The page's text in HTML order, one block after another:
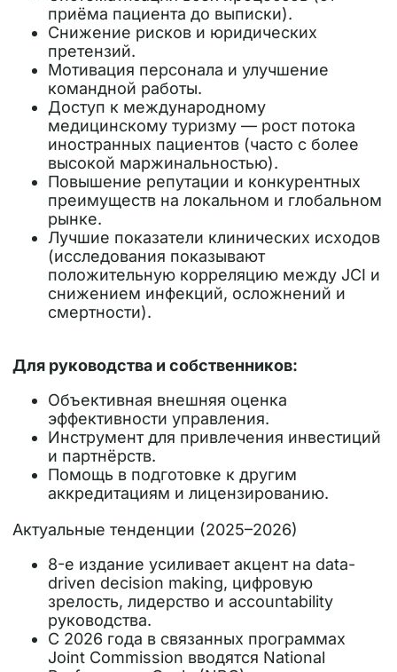
приёма пациента до выписки).
Снижение рисков и юридических
претензий.
Мотивация персонала и улучшение
командной работы.
Доступ к международному
медицинскому туризму — рост потока
иностранных пациентов (часто с более
высокой маржинальностью).
Повышение репутации и конкурентных
преимуществ на локальном и глобальном
рынке.
Лучшие показатели клинических исходов
(исследования показывают
положительную корреляцию между JCI и
снижением инфекций, осложнений и
смертности).
Для руководства и собственников:
Объективная внешняя оценка
эффективности управления.
Инструмент для привлечения инвестиций
и партнёрств.
Помощь в подготовке к другим
аккредитациям и лицензированию.
Актуальные тенденции (2025–2026)
8-е издание усиливает акцент на data-
driven decision making, цифровую
зрелость, лидерство и accountability
руководства.
С 2026 года в связанных программах
Joint Commission вводятся National